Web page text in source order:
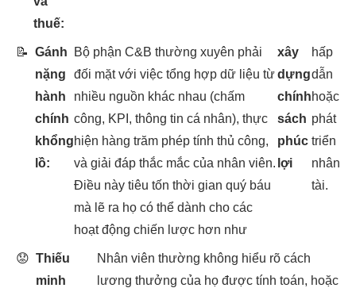
thuế:
📝 Gánh
nặng
hành
chính
khổng
lồ:
Bộ phận C&B thường xuyên phải
đối mặt với việc tổng hợp dữ liệu từ
nhiều nguồn khác nhau (chấm
công, KPI, thông tin cá nhân), thực
hiện hàng trăm phép tính thủ công,
và giải đáp thắc mắc của nhân viên.
Điều này tiêu tốn thời gian quý báu
mà lẽ ra họ có thể dành cho các
hoạt động chiến lược hơn như
xây
dựng
chính
sách
phúc
lợi
hấp
dẫn
hoặc
phát
triển
nhân
tài.
😟 Thiếu
minh
Nhân viên thường không hiểu rõ cách
lương thưởng của họ được tính toán, hoặc